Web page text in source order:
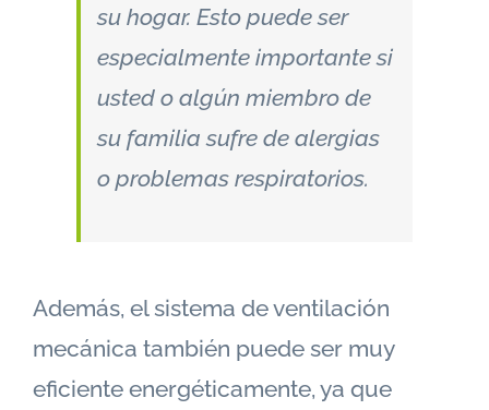
su hogar. Esto puede ser
especialmente importante si
usted o algún miembro de
su familia sufre de alergias
o problemas respiratorios.
Además, el sistema de ventilación
mecánica también puede ser muy
eficiente energéticamente, ya que